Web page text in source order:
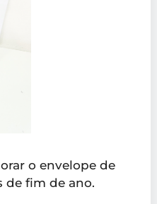
o envelope de
de fim de ano.